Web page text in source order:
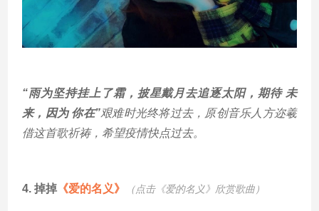
“雨为坚持挂上了霜，披星戴月去追逐太阳，期待 未
来，因为 你在”艰难时光终将过去，原创音乐人方迩羲
借这首歌祈祷，希望疫情快点过去。
4. 掉掉 《爱的名义》 （点击《爱的名义》欣赏歌曲）